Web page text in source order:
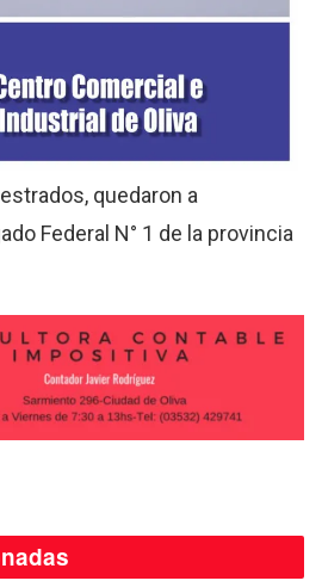
quedaron a
Federal N° 1 de la provincia